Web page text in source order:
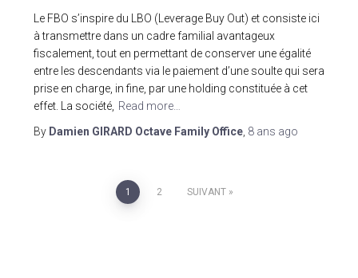
Le FBO s’inspire du LBO (Leverage Buy Out) et consiste ici
à transmettre dans un cadre familial avantageux
fiscalement, tout en permettant de conserver une égalité
entre les descendants via le paiement d’une soulte qui sera
prise en charge, in fine, par une holding constituée à cet
effet. La société, Read more…
By Damien GIRARD Octave Family Office, 8 ans ago
Navigation
1 2 SUIVANT